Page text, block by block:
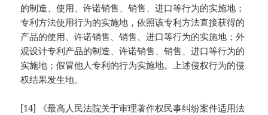
的制造、使用、许诺销售、销售、进口等行为的实施地；
专利方法使用行为的实施地，依照该专利方法直接获得的
产品的使用、许诺销售、销售、进口等行为的实施地；外
观设计专利产品的制造、许诺销售、销售、进口等行为的
实施地；假冒他人专利的行为实施地。上述侵权行为的侵
权结果发生地。
[14] 《最高人民法院关于审理著作权民事纠纷案件适用法